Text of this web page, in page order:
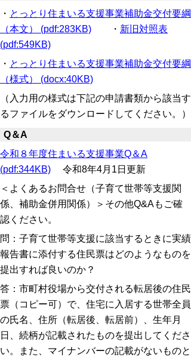
・ とっとり住まいる支援事業補助金交付要綱
（本文） (pdf:283KB) ・ 新旧対照表
(pdf:549KB)
・ とっとり住まいる支援事業補助金交付要綱
（様式） (docx:40KB)
（入力用の様式は下記の申請書類から該当す
るファイルをダウンロードしてください。）
Q＆A
令和８年度住まいる支援事業Q＆A
(pdf:344KB)
令和8年4月1日更新
＜よくあるお問合せ（子育て世帯等支援関
係、補助金併用関係）＞その他Q&Aもご確
認ください。
問：子育て世帯等支援に該当するときに実績
報告書に添付する住民票はどのようなものを
提出すれば良いのか？
答：市町村役場から交付される転居後の住民
票（コピー可）で、住宅に入居する世帯全員
の氏名、住所（転居後、転居前）、生年月
日、続柄が記載されたものを提出してくださ
い。また、マイナンバーの記載がないものと